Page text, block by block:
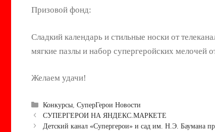
Призовой фонд:
Сладкий календарь и стильные носки от
мягкие пазлы и набор супергеройских
Желаем удачи!
Рубрики
Конкурсы ,СуперГерои Новости
Навигация
записи
СУПЕРГЕРОИ НА ЯНДЕКС.МАРКЕТЕ
Детский канал «Супергерои» и сад им. Н.Э. Баумана